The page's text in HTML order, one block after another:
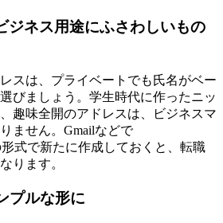
ジネス用途にふさわしいもの
スは、プライベートでも氏名がベー
びましょう。学生時代に作ったニッ
趣味全開のアドレスは、ビジネスマ
ません。Gmailなどで
形式で新たに作成しておくと、転職
ります。
プルな形に